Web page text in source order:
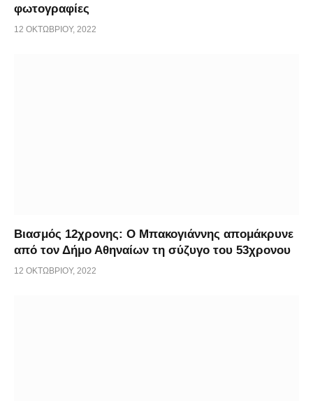
φωτογραφίες
12 ΟΚΤΩΒΡΊΟΥ, 2022
Βιασμός 12χρονης: Ο Μπακογιάννης απομάκρυνε
από τον Δήμο Αθηναίων τη σύζυγο του 53χρονου
12 ΟΚΤΩΒΡΊΟΥ, 2022